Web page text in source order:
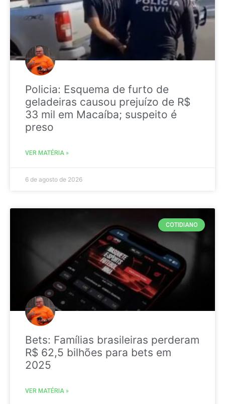
Policia: Esquema de furto de
geladeiras causou prejuízo de R$
33 mil em Macaíba; suspeito é
preso
VER MATÉRIA »
6 de agosto de 2026
COTIDIANO
Bets: Famílias brasileiras perderam
R$ 62,5 bilhões para bets em
2025
VER MATÉRIA »